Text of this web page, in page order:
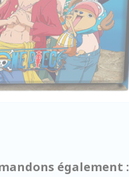
également :